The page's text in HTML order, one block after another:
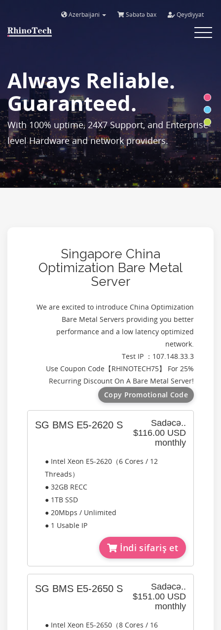
Azerbaijani Səbətə bax Qeydiyyat
Toggle
Always Reliable.
Guaranteed.
With 100% uptime, 24X7 Support, and Enterprise-
level Hardware and network providers.
Singapore China
Optimization Bare Metal
Server
We are excited to introduce China Optimization
Bare Metal Servers providing you better
performance and a low latency optimized
network.
Test IP ：107.148.33.3
Use Coupon Code【RHINOTECH75】 For 25%
Recurring Discount On A Bare Metal Server!
Copy Promotional Code
Sadəcə..
$116.00 USD
monthly
SG BMS E5-2620 S
● Intel Xeon E5-2620（6 Cores / 12
Threads）
● 32GB RECC
● 1TB SSD
● 20Mbps / Unlimited
● 1 Usable IP
İndi sifariş et
Sadəcə..
$151.00 USD
monthly
SG BMS E5-2650 S
● Intel Xeon E5-2650（8 Cores / 16